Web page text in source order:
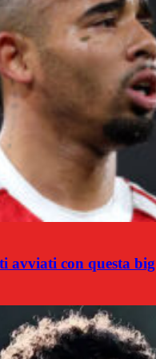
avviati con questa big